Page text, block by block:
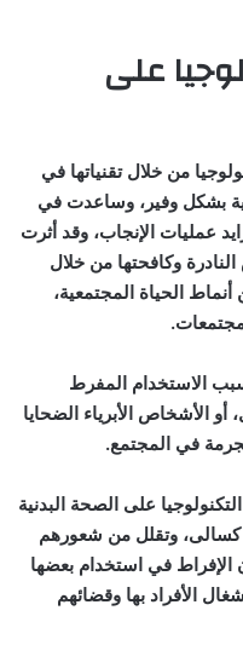
على
من خلال تقنياتها في
بشكل وفير، وساعدت في
عمليات الإنجاب، وقد أثرت
وكافحتها من خلال
الحياة المجتمعية،
الاستخدام المفرط
أو الأشخاص الأبرياء الضحايا
في المجتمع.
على الصحة البدنية
كسالى، وتقلل من شعورهم
الإفراط في استخدام بعضها
الأفراد بها وقضائهم